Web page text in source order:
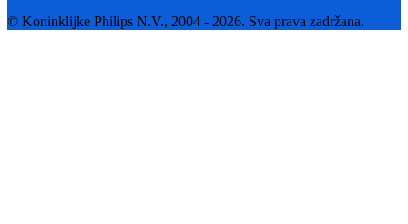
© Koninklijke Philips N.V., 2004 - 2026. Sva prava zadržana.